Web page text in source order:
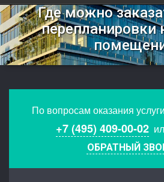
Где можно
перепланировки
По вопросам оказания
+7 (495) 409-00-02
ОБРАТНЫЙ